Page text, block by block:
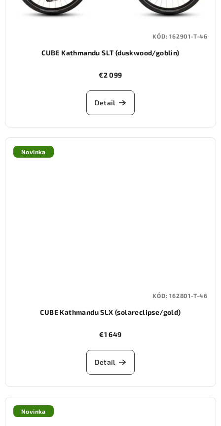
CUBE Kathmandu SLT (duskwood/goblin)
€2 099
Detail
KÓD:162901-T-46
Novinka
CUBE Kathmandu SLX (solareclipse/gold)
€1 649
Detail
KÓD:162801-T-46
Novinka